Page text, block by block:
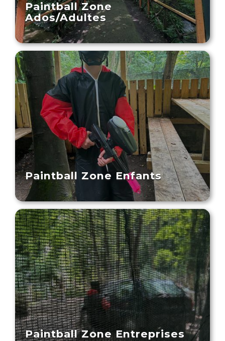
Paintball Zone
Ados/Adultes
Paintball Zone Enfants
Paintball Zone Entreprises